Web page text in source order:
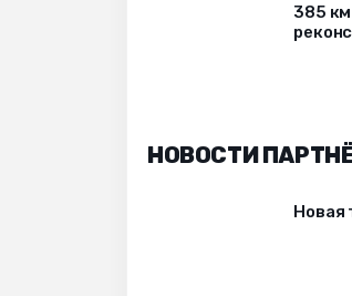
385
НОВОСТИ
Новая